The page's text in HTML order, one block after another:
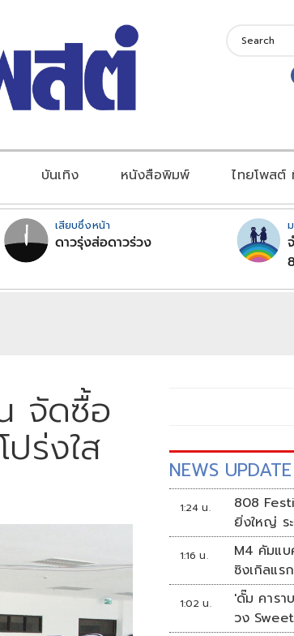
บันเทิง หนังสือพิมพ์ ไทยโพสต์
เสียบซึ่งหน้า
ดาวรุ่งส่อดาวร่วง
จัดซื้อ
ร่งใส NEWS UPDATE
1:24 น.
808
ยิ่งใหญ่ ร
3 ต.ค.นี้
1:16 น.
M4 คัมแ
ซิงเกิลแร
1:02 น.
'ดั๊ม คารา
วง